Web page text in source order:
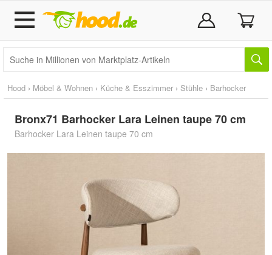
Hood › Möbel & Wohnen › Küche & Esszimmer › Stühle › Barhocker
Bronx71 Barhocker Lara Leinen taupe 70 cm
Barhocker Lara Leinen taupe 70 cm